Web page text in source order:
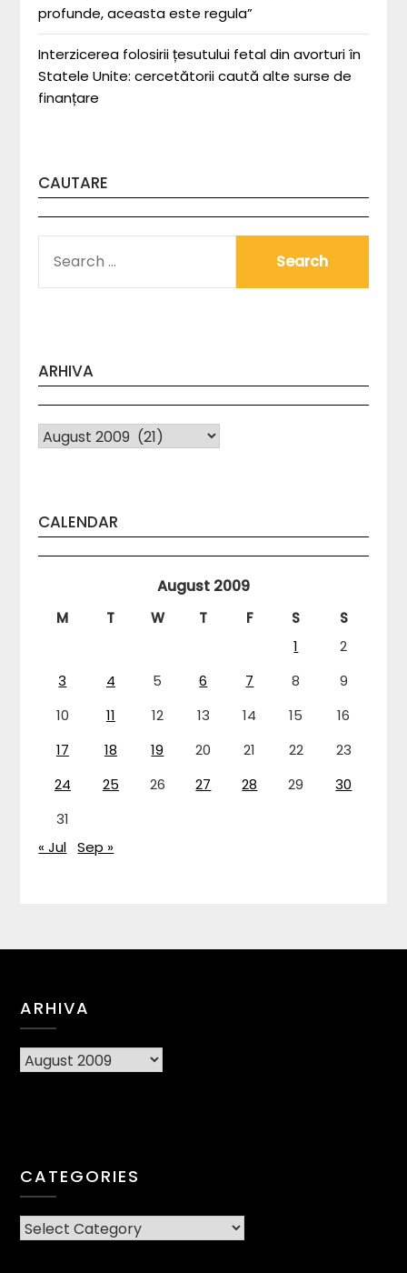
profunde, aceasta este regula”
Interzicerea folosirii țesutului fetal din avorturi în
Statele Unite: cercetătorii caută alte surse de
finanțare
CAUTARE
FOR:
ARHIVA
Arhiva
CALENDAR
August 2009
M T W T F S
S
1
2
3
4 5 6 7 8
9
10
11 12 13 14 15
16
17
18 19 20 21 22
23
24
25 26 27 28 29
30
31
« Jul Sep »
ARHIVA
Arhiva
CATEGORIES
CATEGORIES